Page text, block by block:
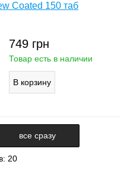
Coated 150 таб
749 грн
Товар есть в наличии
все сразу
20